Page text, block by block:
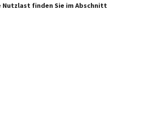
kann die real gewogene Masse in
Kilogramm ist im Klammerzusatz hinter der Masse
Wert, mit dem CROSSCAMP festlegt, wieviel Gewicht
freie Masse für Gepäck und nachträglich
am Bandende ermittelt werden. Sollte die
nach oben unterschreitet, werden wir vor einer
technisch zulässige Gesamtmasse des Fahrzeugs
und Sonderausstattung weist das Mehrgewicht
herstellerseitig festgelegte Masse für
für werkseitig eingebaute Sonderausstattung maximal
Fahrgestell. Hiervon sind das erhöhte
finden Sie im Abschnitt